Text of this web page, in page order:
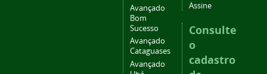
Avançado
Bom
Sucesso
Avançado
Cataguases
Avançado
Assine
Consulte
o
cadastro